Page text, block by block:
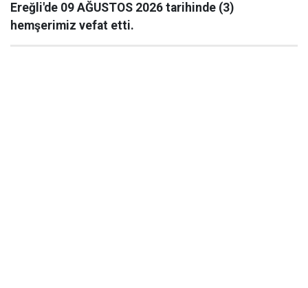
Ereğli'de 09 AĞUSTOS 2026 tarihinde (3)
hemşerimiz vefat etti.